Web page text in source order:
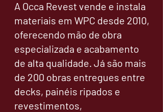
A Occa Revest vende e instala
materiais em WPC desde 2010,
oferecendo mão de obra
especializada e acabamento
de alta qualidade. Já são mais
de 200 obras entregues entre
decks, painéis ripados e
revestimentos,